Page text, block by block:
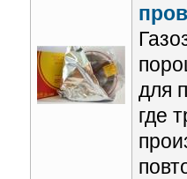
для
где